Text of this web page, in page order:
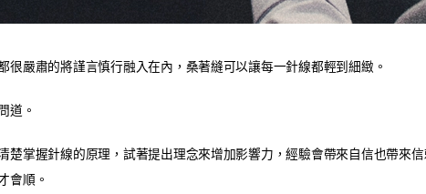
很嚴肅的將謹言慎行融入在內，桑著縫可以讓每一針線都輕到細緻。
道。​
楚掌握針線的原理，試著提出理念來增加影響力，經驗會帶來自信也帶來
會順。